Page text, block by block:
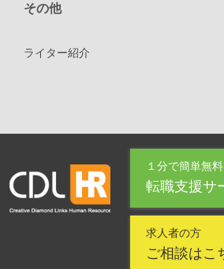
その他
ライター紹介
１分で簡単無
転職支援サ
求人者の方
ご相談はこ